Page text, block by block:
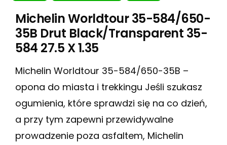
Michelin Worldtour 35-584/650-
35B Drut Black/Transparent 35-
584 27.5 X 1.35
Michelin Worldtour 35-584/650-35B –
opona do miasta i trekkingu Jeśli szukasz
ogumienia, które sprawdzi się na co dzień,
a przy tym zapewni przewidywalne
prowadzenie poza asfaltem, Michelin